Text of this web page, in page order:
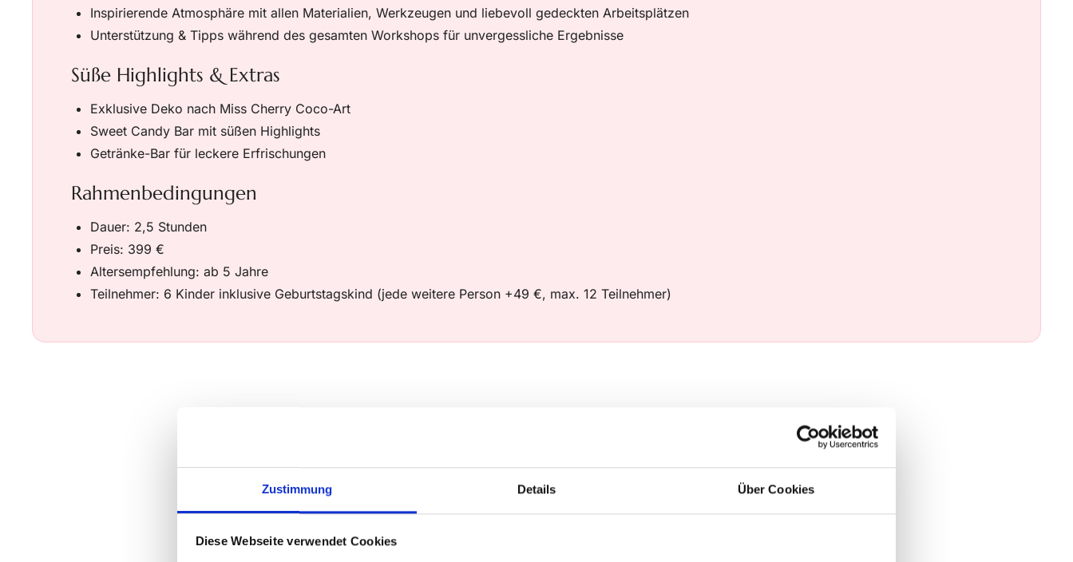
Zustimmung Details Über Cookies
Diese Webseite verwendet Cookies
Inspirierende Atmosphäre mit allen Materialien, Werkzeugen und liebevoll gedeckten Arbeitsplätzen
Unterstützung & Tipps während des gesamten Workshops für unvergessliche Ergebnisse
Süße Highlights & Extras
Exklusive Deko nach Miss Cherry Coco-Art
Sweet Candy Bar mit süßen Highlights
Getränke-Bar für leckere Erfrischungen
Rahmenbedingungen
Dauer: 2,5 Stunden
Preis: 399 €
Altersempfehlung: ab 5 Jahre
Teilnehmer: 6 Kinder inklusive Geburtstagskind (jede weitere Person +49 €, max. 12 Teilnehmer)
Angebot. Alle Felder mit einem * sind Pflichtfelder.
Persönliche Daten